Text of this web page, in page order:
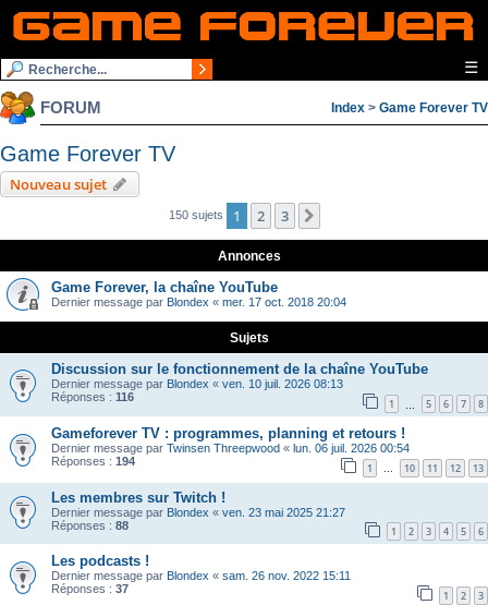
☰
FORUM Index > Game Forever TV
Game Forever TV
Nouveau sujet
150 sujets 1 2 3
Annonces
Game Forever, la chaîne YouTube
Dernier message par Blondex « mer. 17 oct. 2018 20:04
Sujets
Discussion sur le fonctionnement de la chaîne YouTube
Dernier message par Blondex « ven. 10 juil. 2026 08:13
Réponses : 116 1 5 6 7 8
Gameforever TV : programmes, planning et retours !
Dernier message par Twinsen Threepwood « lun. 06 juil. 2026 00:54
Réponses : 194 1 … 10 11 12 13
Les membres sur Twitch !
Dernier message par Blondex « ven. 23 mai 2025 21:27
Réponses : 88 1 2 3 4 5 6
Les podcasts !
Dernier message par Blondex « sam. 26 nov. 2022 15:11
Réponses : 37 1 2 3